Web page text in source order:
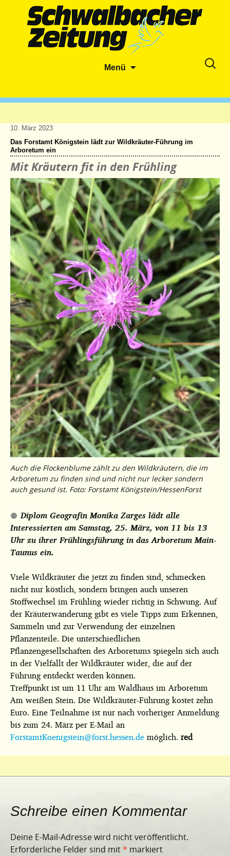
Menü
Suche
10. März 2023
Das Forstamt Königstein lädt zur Wildkräuter-Führung im
Arboretum ein
Mit Kräutern fit in den Frühling
Auch die Flockenblume zählt zu den Wildkräutern, die im
Arboretum zu finden sind und nicht nur lecker sondern
auch gesund ist. Foto: Forstamt Königstein/HessenForst
Diplom Geografin Monika Zarges lädt alle
Interessierten am Samstag, 25. März, von 11 bis 13
Uhr zu ihrer Frühlingsführung in das Arboretum Main-
Taunus ein.
Viele Wildkräuter die jetzt zu finden sind, schmecken
nicht nur köstlich, sondern bringen auch unseren
Stoffwechsel im Frühling wieder richtig in Schwung. Auf
der Kräuterwanderung gibt es viele Tipps zum Erkennen,
Sammeln und zur Verwendung der einzelnen
Pflanzenteile. Die unterschiedlichen
Pflanzengesellschaften des Arboretums spiegeln sich auch
in der Vielfallt der Wildkräuter wider, die auf der
Führung entdeckt werden können.
Treffpunkt ist um 11 Uhr am Waldhaus im Arboretum
Am weißen Stein. Die Wildkräuter-Führung kostet zehn
Euro. Eine Teilnahme ist nur nach vorheriger Anmeldung
bis zum 24. März per E-Mail an
ForstamtKoenigstein@forst.hessen.demöglich. red
Schreibe einen Kommentar
Deine E-Mail-Adresse wird nicht veröffentlicht.
Erforderliche Felder sind mit* markiert